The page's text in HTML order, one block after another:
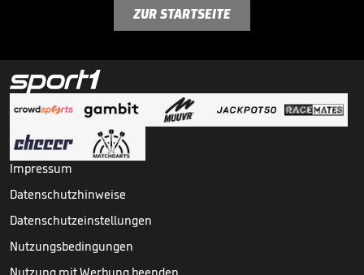
ZUR STARTSEITE
Impressum
Datenschutzhinweise
Datenschutzeinstellungen
Nutzungsbedingungen